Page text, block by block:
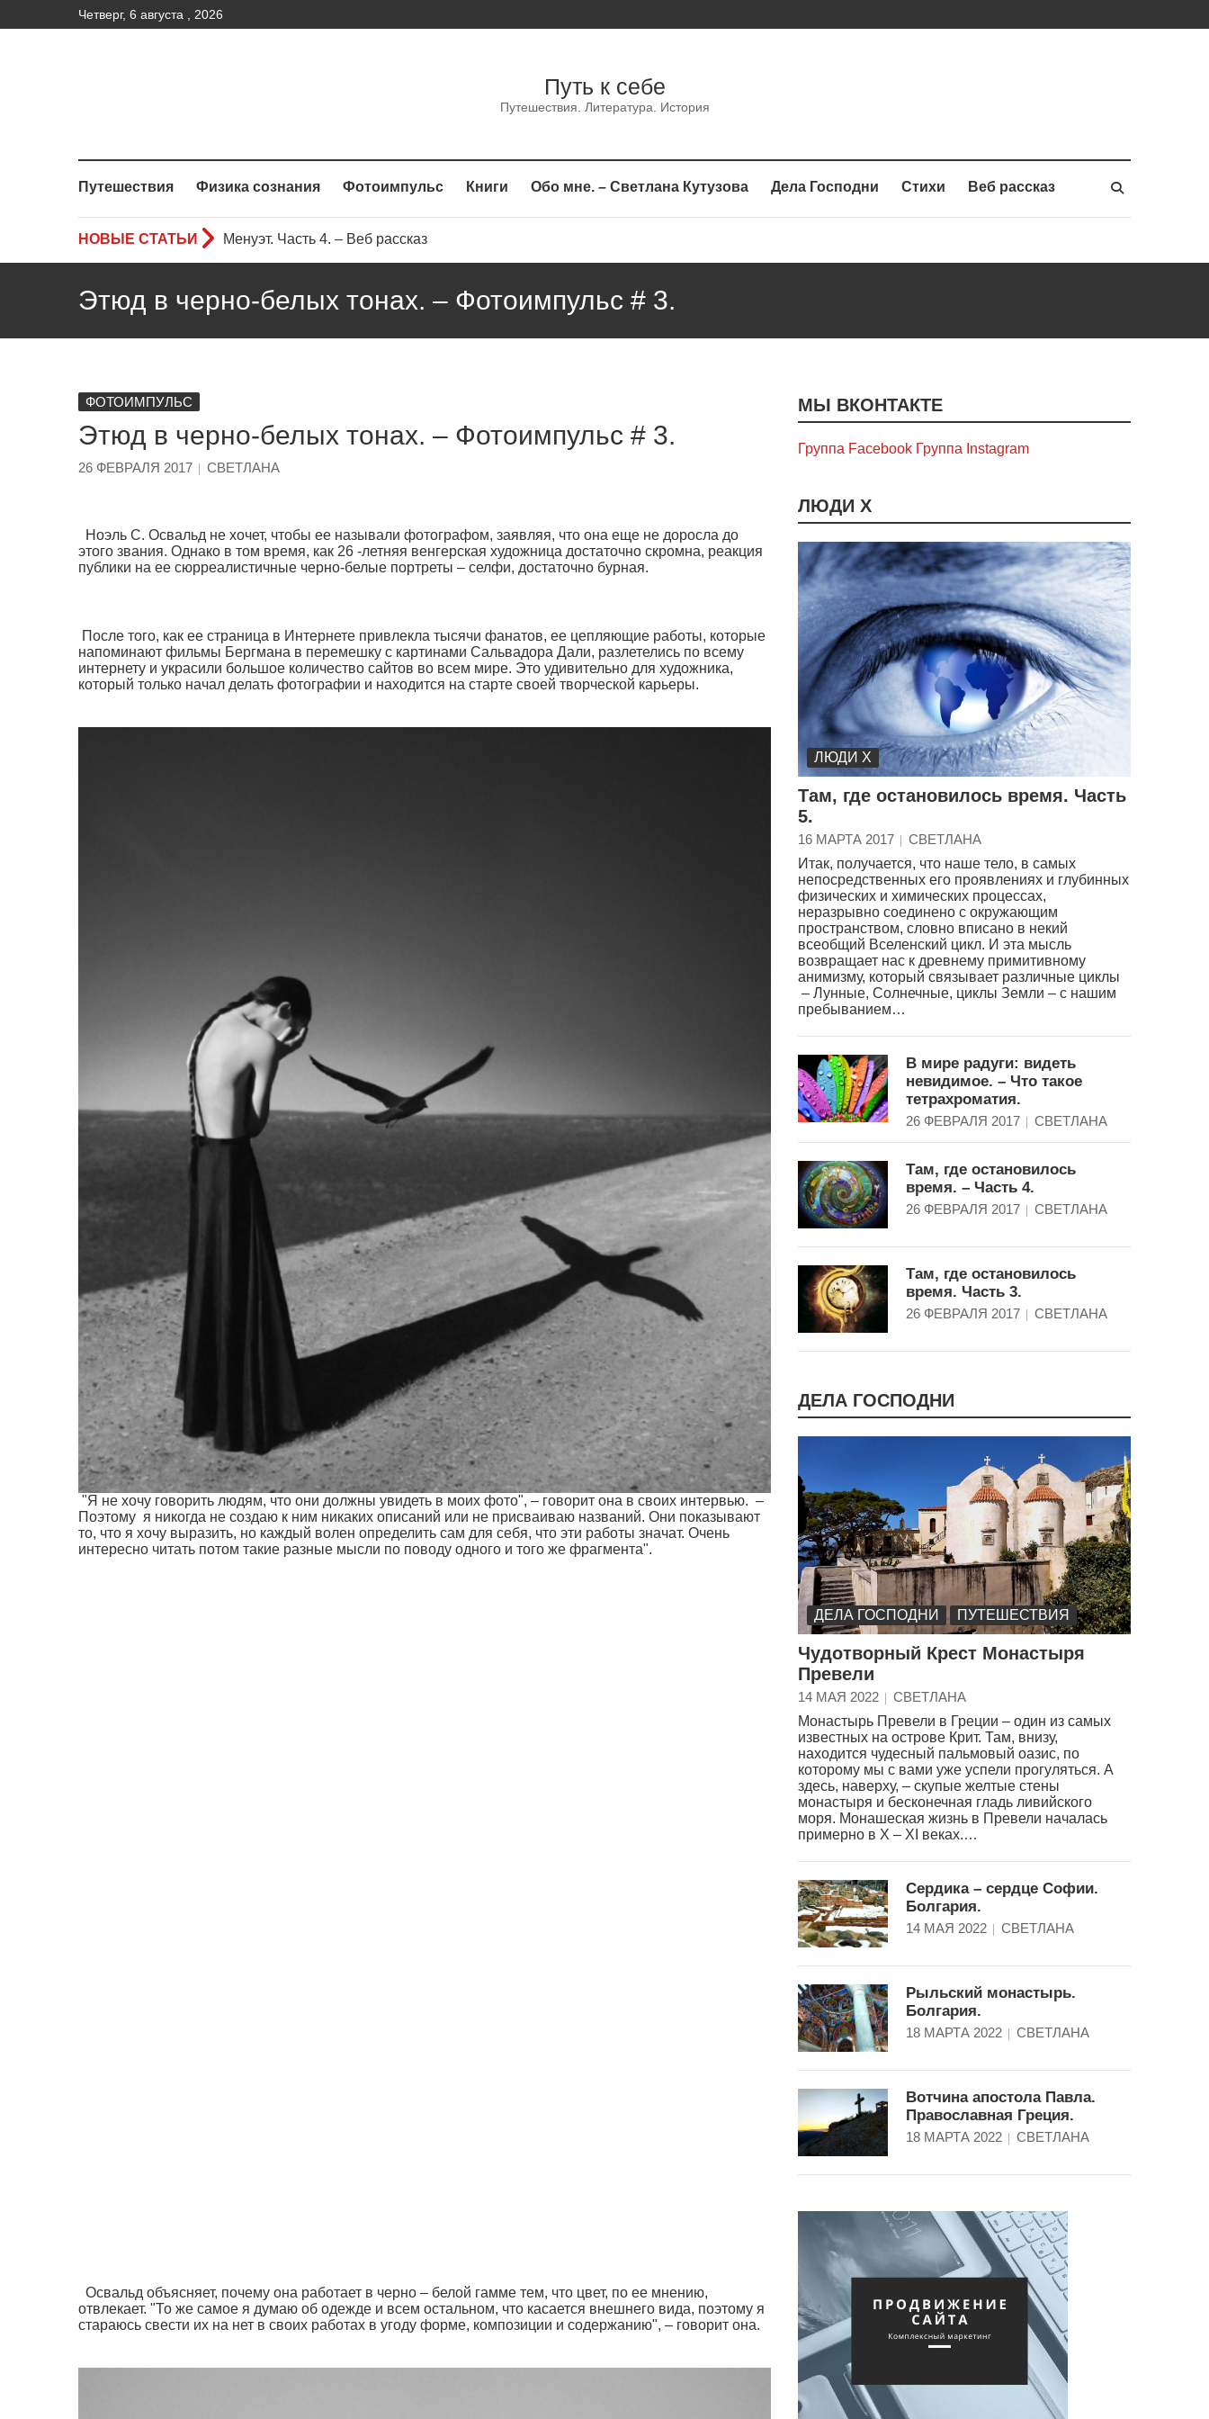
Четверг, 6 августа , 2026
Путь к себе
Путешествия. Литература. История
Путешествия Физика сознания Фотоимпульс Книги Обо мне. – Светлана Кутузова Дела Господни Стихи Веб рассказ
НОВЫЕ СТАТЬИ
Менуэт. Часть 4. – Веб рассказ
Менуэт.Часть 2 – Веб рассказ
Этюд в черно-белых тонах. – Фотоимпульс # 3.
ФОТОИМПУЛЬС
Этюд в черно-белых тонах. – Фотоимпульс # 3.
26 ФЕВРАЛЯ 2017 СВЕТЛАНА
Ноэль С. Освальд не хочет, чтобы ее называли фотографом, заявляя, что она еще не доросла до
этого звания. Однако в том время, как 26 -летняя венгерская художница достаточно скромна, реакция
публики на ее сюрреалистичные черно-белые портреты – селфи, достаточно бурная.
После того, как ее страница в Интернете привлекла тысячи фанатов, ее цепляющие работы, которые
напоминают фильмы Бергмана в перемешку с картинами Сальвадора Дали, разлетелись по всему
интернету и украсили большое количество сайтов во всем мире. Это удивительно для художника,
который только начал делать фотографии и находится на старте своей творческой карьеры.
"Я не хочу говорить людям, что они должны увидеть в моих фото", – говорит она в своих интервью. –
Поэтому я никогда не создаю к ним никаких описаний или не присваиваю названий. Они показывают
то, что я хочу выразить, но каждый волен определить сам для себя, что эти работы значат. Очень
интересно читать потом такие разные мысли по поводу одного и того же фрагмента".
Освальд объясняет, почему она работает в черно – белой гамме тем, что цвет, по ее мнению,
отвлекает. "То же самое я думаю об одежде и всем остальном, что касается внешнего вида, поэтому я
стараюсь свести их на нет в своих работах в угоду форме, композиции и содержанию", – говорит она.
МЫ ВКОНТАКТЕ
Группа Facebook Группа Instagram
ЛЮДИ Х
ЛЮДИ Х
Там, где остановилось время. Часть
5.
16 МАРТА 2017
СВЕТЛАНА
Итак, получается, что наше тело, в самых
непосредственных его проявлениях и глубинных
физических и химических процессах,
неразрывно соединено с окружающим
пространством, словно вписано в некий
всеобщий Вселенский цикл. И эта мысль
возвращает нас к древнему примитивному
анимизму, который связывает различные циклы
– Лунные, Солнечные, циклы Земли – с нашим
пребыванием…
В мире радуги: видеть
невидимое. – Что такое
тетрахроматия.
26 ФЕВРАЛЯ 2017 СВЕТЛАНА
Там, где остановилось
время. – Часть 4.
26 ФЕВРАЛЯ 2017 СВЕТЛАНА
Там, где остановилось
время. Часть 3.
26 ФЕВРАЛЯ 2017 СВЕТЛАНА
ДЕЛА ГОСПОДНИ
ДЕЛА ГОСПОДНИ ПУТЕШЕСТВИЯ
Чудотворный Крест Монастыря
Превели
14 МАЯ 2022
СВЕТЛАНА
Монастырь Превели в Греции – один из самых
известных на острове Крит. Там, внизу,
находится чудесный пальмовый оазис, по
которому мы с вами уже успели прогуляться. А
здесь, наверху, – скупые желтые стены
монастыря и бесконечная гладь ливийского
моря. Монашеская жизнь в Превели началась
примерно в X – XI веках.…
Сердика – сердце Софии.
Болгария.
14 МАЯ 2022 СВЕТЛАНА
Рыльский монастырь.
Болгария.
18 МАРТА 2022 СВЕТЛАНА
Вотчина апостола Павла.
Православная Греция.
18 МАРТА 2022 СВЕТЛАНА